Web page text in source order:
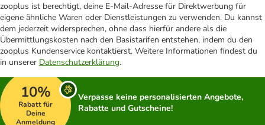
zooplus ist berechtigt, deine E-Mail-Adresse für Direktwerbung für
eigene ähnliche Waren oder Dienstleistungen zu verwenden. Du kannst
dem jederzeit widersprechen, ohne dass hierfür andere als die
Übermittlungskosten nach den Basistarifen entstehen, indem du den
zooplus Kundenservice kontaktierst. Weitere Informationen findest du
in unserer Datenschutzerklärung.
10%
Rabatt für
Deine
Anmeldung
Verpasse keine personalisierten Angebote,
Rabatte und Gutscheine!